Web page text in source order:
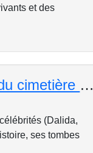
et des
Célébrités et tombeaux notables du cimetière Montmartre : de la plus vieille tombe au cactus de Siné
(Dalida,
ses tombes